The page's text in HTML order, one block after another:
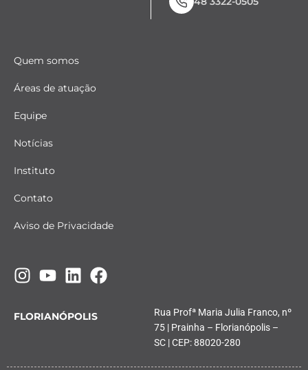
Quem somos
Áreas de atuação
Equipe
Notícias
Instituto
Contato
Aviso de Privacidade
FLORIANÓPOLIS
Rua Profª Maria Julia Franco, nº
75 | Prainha – Florianópolis –
SC | CEP: 88020-280